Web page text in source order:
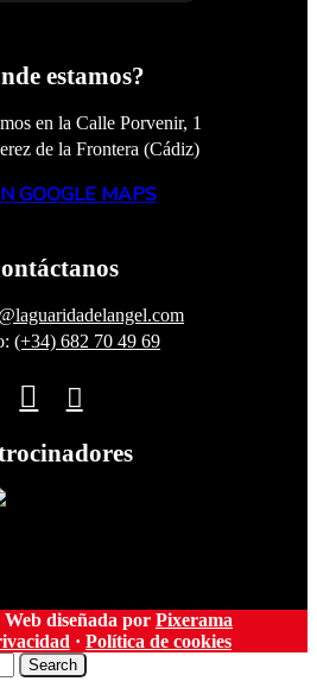
estamos?
en la Calle Porvenir, 1
de la Frontera (Cádiz)
GOOGLE MAPS
(+34) 682 70 49 69
diseñada por Pixerama
· Política de cookies
Search